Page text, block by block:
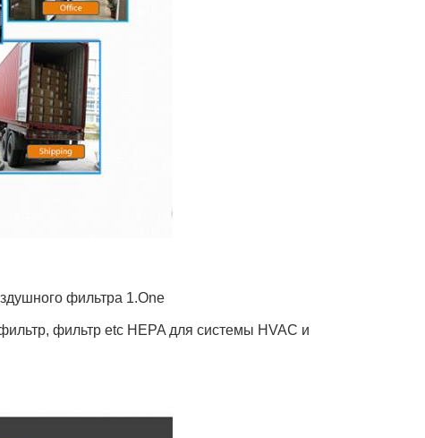
фильтра 1.One
фильтр etc HEPA для системы HVAC и